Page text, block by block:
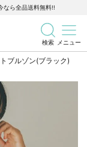
なら全品送料無料!!
検索 メニュー
を検索
ブルゾン(ブラック)